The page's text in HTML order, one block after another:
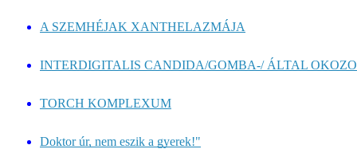
A SZEMHÉJAK XANTHELAZMÁJA
INTERDIGITALIS CANDIDA/GOMBA-/ ÁLTAL
TORCH KOMPLEXUM
Doktor úr, nem eszik a gyerek!"